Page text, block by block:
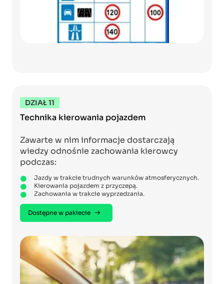
DZIAŁ 11
Technika kierowania pojazdem
Zawarte w nim informacje dostarczają
wiedzy odnośnie zachowania kierowcy
podczas:
Jazdy w trakcie trudnych warunków atmosferycznych.
Kierowania pojazdem z przyczepą.
Zachowania w trakcie wyprzedzania.
Dostępne w pakiecie